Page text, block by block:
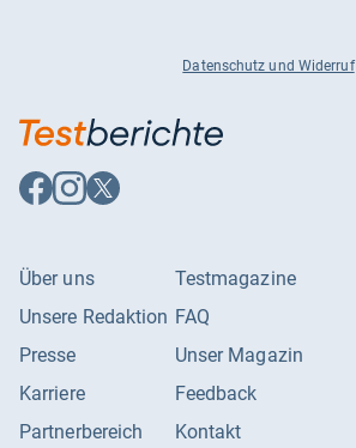
Datenschutz und Widerruf
Auf
Facebook
Auf
Instagram
Auf
X
Über uns
Unsere Redaktion
Presse
Karriere
Partnerbereich
Testmagazine
FAQ
Unser Magazin
Feedback
Kontakt